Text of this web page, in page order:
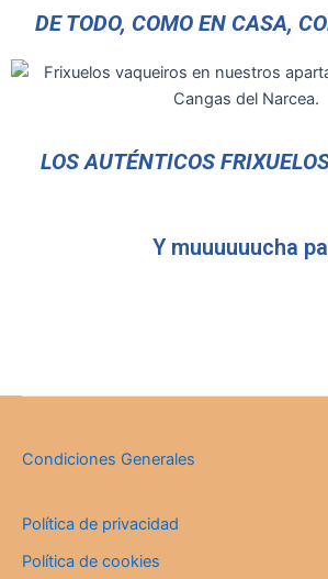
DE TODO, COMO EN CASA,
LOS AUTÉNTICOS
Y muuuuuucha
Condiciones Generales
Política de privacidad
Política de cookies